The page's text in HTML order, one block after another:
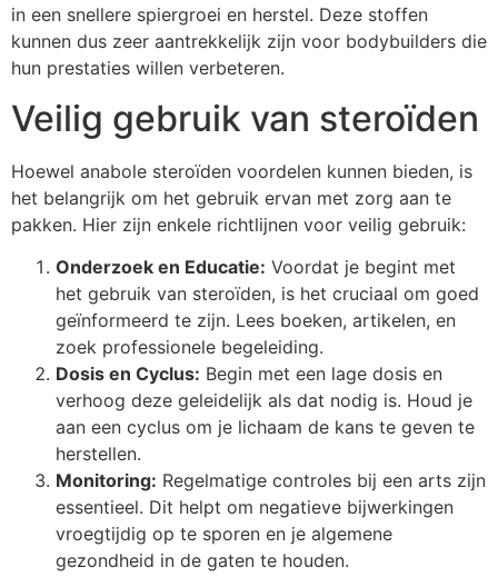
in een snellere spiergroei en herstel. Deze stoffen
kunnen dus zeer aantrekkelijk zijn voor bodybuilders die
hun prestaties willen verbeteren.
Veilig gebruik van steroïden
Hoewel anabole steroïden voordelen kunnen bieden, is
het belangrijk om het gebruik ervan met zorg aan te
pakken. Hier zijn enkele richtlijnen voor veilig gebruik:
Onderzoek en Educatie: Voordat je begint met
het gebruik van steroïden, is het cruciaal om goed
geïnformeerd te zijn. Lees boeken, artikelen, en
zoek professionele begeleiding.
Dosis en Cyclus: Begin met een lage dosis en
verhoog deze geleidelijk als dat nodig is. Houd je
aan een cyclus om je lichaam de kans te geven te
herstellen.
Monitoring: Regelmatige controles bij een arts zijn
essentieel. Dit helpt om negatieve bijwerkingen
vroegtijdig op te sporen en je algemene
gezondheid in de gaten te houden.